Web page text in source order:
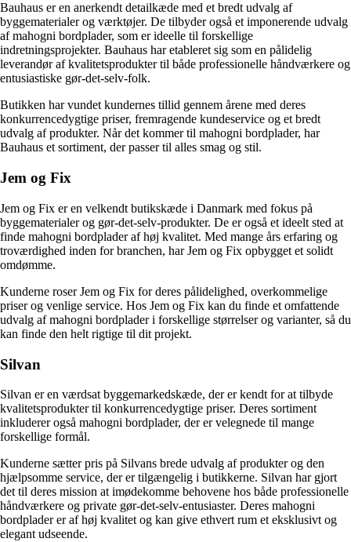
Bauhaus er en anerkendt detailkæde med et bredt udvalg af
byggematerialer og værktøjer. De tilbyder også et imponerende udvalg
af mahogni bordplader, som er ideelle til forskellige
indretningsprojekter. Bauhaus har etableret sig som en pålidelig
leverandør af kvalitetsprodukter til både professionelle håndværkere og
entusiastiske gør-det-selv-folk.
Butikken har vundet kundernes tillid gennem årene med deres
konkurrencedygtige priser, fremragende kundeservice og et bredt
udvalg af produkter. Når det kommer til mahogni bordplader, har
Bauhaus et sortiment, der passer til alles smag og stil.
Jem og Fix
Jem og Fix er en velkendt butikskæde i Danmark med fokus på
byggematerialer og gør-det-selv-produkter. De er også et ideelt sted at
finde mahogni bordplader af høj kvalitet. Med mange års erfaring og
troværdighed inden for branchen, har Jem og Fix opbygget et solidt
omdømme.
Kunderne roser Jem og Fix for deres pålidelighed, overkommelige
priser og venlige service. Hos Jem og Fix kan du finde et omfattende
udvalg af mahogni bordplader i forskellige størrelser og varianter, så du
kan finde den helt rigtige til dit projekt.
Silvan
Silvan er en værdsat byggemarkedskæde, der er kendt for at tilbyde
kvalitetsprodukter til konkurrencedygtige priser. Deres sortiment
inkluderer også mahogni bordplader, der er velegnede til mange
forskellige formål.
Kunderne sætter pris på Silvans brede udvalg af produkter og den
hjælpsomme service, der er tilgængelig i butikkerne. Silvan har gjort
det til deres mission at imødekomme behovene hos både professionelle
håndværkere og private gør-det-selv-entusiaster. Deres mahogni
bordplader er af høj kvalitet og kan give ethvert rum et eksklusivt og
elegant udseende.